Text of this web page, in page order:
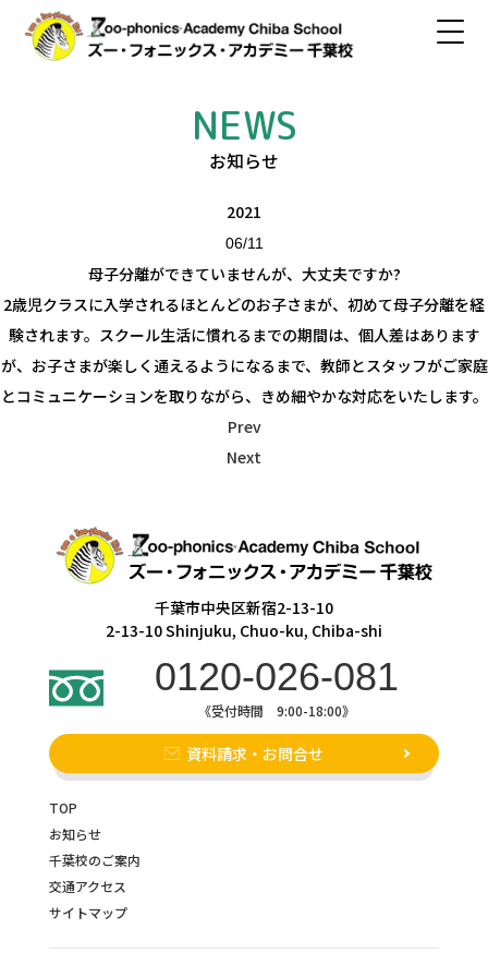
NEWS
お知らせ
2021
06/11
母子分離ができていませんが、大丈夫ですか?
2歳児クラスに入学されるほとんどのお子さまが、初めて母子分離を経
験されます。スクール生活に慣れるまでの期間は、個人差はあります
が、お子さまが楽しく通えるようになるまで、教師とスタッフがご家庭
とコミュニケーションを取りながら、きめ細やかな対応をいたします。
Prev
Next
千葉市中央区新宿2-13-10
2-13-10 Shinjuku, Chuo-ku, Chiba-shi
0120-026-081
《受付時間 9:00-18:00》
資料請求・お問合せ
TOP
お知らせ
千葉校のご案内
交通アクセス
サイトマップ